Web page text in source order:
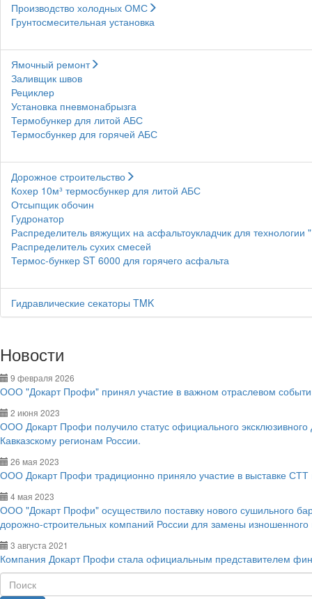
Производство холодных ОМС
Грунтосмесительная установка
Ямочный ремонт
Заливщик швов
Рециклер
Установка пневмонабрызга
Термобункер для литой АБС
Термосбункер для горячей АБС
Дорожное строительство
Кохер 10м³ термосбункер для литой АБС
Отсыпщик обочин
Гудронатор
Распределитель вяжущих на асфальтоукладчик для технологии
Распределитель сухих смесей
Термос-бункер ST 6000 для горячего асфальта
Гидравлические секаторы TMK
Новости
9 февраля 2026
ООО "Докарт Профи" принял участие в важном отраслевом
2 июня 2023
ООО Докарт Профи получило статус официального
Кавказскому регионам России.
26 мая 2023
ООО Докарт Профи традиционно приняло участие в выставке СТТ
4 мая 2023
ООО "Докарт Профи" осуществило поставку нового сушильного
дорожно-строительных компаний России для замены
3 августа 2021
Компания Докарт Профи стала официальным представителем